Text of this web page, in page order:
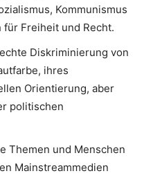
Kommunismus
Freiheit und Recht.
Diskriminierung von
ihres
Orientierung, aber
politischen
Themen und Menschen
Mainstreammedien